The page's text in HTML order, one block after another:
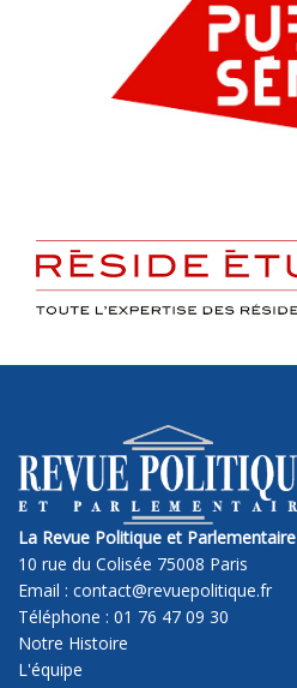
La Revue Politique et Parlementaire
10 rue du Colisée 75008 Paris
Email : contact@revuepolitique.fr
Téléphone : 01 76 47 09 30
Notre Histoire
L'équipe